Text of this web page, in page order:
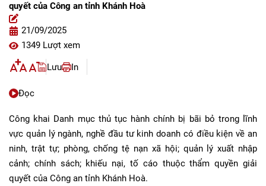
quyết của Công an tỉnh Khánh Hoà
21/09/2025
1349 Lượt xem
Lưu In
Đọc
Công khai Danh mục thủ tục hành chính bị bãi bỏ trong lĩnh
vực quản lý ngành, nghề đầu tư kinh doanh có điều kiện về an
ninh, trật tự; phòng, chống tệ nạn xã hội; quản lý xuất nhập
cảnh; chính sách; khiếu nại, tố cáo thuộc thẩm quyền giải
quyết của Công an tỉnh Khánh Hoà.